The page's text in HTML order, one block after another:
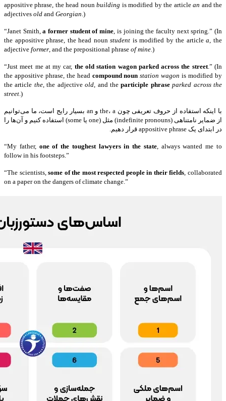
appositive phrase, the head nounbuilding is modified by the articlean and the
adjectives old and Georgian .)
“Janet Smith,a former student of mine , is joining the faculty next spring.” (In
the appositive phrase, the head nounstudent is modified by the articlea , the
adjective former , and the prepositional phrase of mine .)
“Just meet me at my car, the old station wagon parked across the street.” (In
the appositive phrase, the head compound noun station wagon is modified by
the article the, the adjectiveold , and theparticiple phrase parked across the
street .)
با اینکه استفاده از حروف تعریفی چون the، a و an بسیار رایج است، ما می‌توانیم
از ضمایر نامتناهی (indefinite pronouns) مثل (one‌ یا some) استفاده کنیم و آن‌ها را
در ابتدای یک appositive phrase قرار دهیم.
“My father, one of the toughest lawyers in the state, always wanted me to
follow in his footsteps.”
“The scientists,some of the most respected people in their fields , collaborated
on a paper on the dangers of climate change.”